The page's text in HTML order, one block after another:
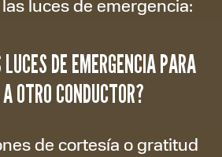
luces de emergencia:
DE EMERGENCIA PARA
OTRO CONDUCTOR?
de cortesía o gratitud